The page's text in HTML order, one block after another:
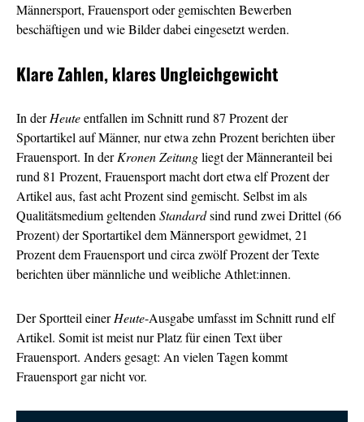
Männersport, Frauensport oder gemischten Bewerben
beschäftigen undwie Bilder dabei eingesetzt werden.
Klare Zahlen, klares Ungleichgewicht
In derHeuteentfallen im Schnitt rund 87 Prozent der
Sportartikel auf Männer, nur etwa zehn Prozent berichten über
Frauensport. In derKronen Zeitungliegt der Männeranteil bei
rund 81 Prozent, Frauensport macht dort etwa elf Prozent der
Artikel aus, fast acht Prozent sind gemischt. Selbst im als
Qualitätsmedium geltendenStandardsind rund zwei Drittel (66
Prozent) der Sportartikel dem Männersport gewidmet, 21
Prozent dem Frauensport und circa zwölf Prozent der Texte
berichten über männliche und weibliche Athlet:innen.
Der Sportteil einerHeute-Ausgabe umfasst im Schnitt rund elf
Artikel. Somit ist meist nur Platz für einen Text über
Frauensport. Anders gesagt: An vielen Tagen kommt
Frauensport gar nicht vor.